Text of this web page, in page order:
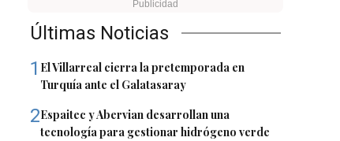
Últimas Noticias
1 El Villarreal cierra la pretemporada en
Turquía ante el Galatasaray
2Espaitec y Abervian desarrollan una
tecnología para gestionar hidrógeno verde